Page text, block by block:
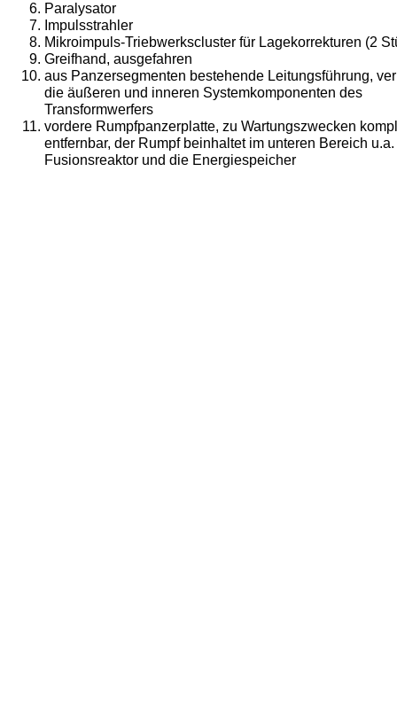
Paralysator
Impulsstrahler
Mikroimpuls-Triebwerkscluster für Lagekorrekturen (2
Greifhand, ausgefahren
aus Panzersegmenten bestehende Leitungsführung,
die äußeren und inneren Systemkomponenten des
Transformwerfers
vordere Rumpfpanzerplatte, zu Wartungszwecken
entfernbar, der Rumpf beinhaltet im unteren Bereich
Fusionsreaktor und die Energiespeicher